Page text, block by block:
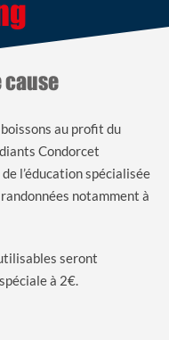
cause
au profit du
Condorcet
l’éducation spécialisée
notamment à
seront
à 2€.